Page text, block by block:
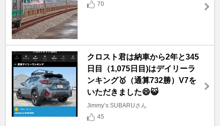
70
クロスト君は納車から2年と345
日目（1,075日目)はデイリーラ
ンキング🥇（通算732勝）V7を
いただきました😄😺
Jimmy’s SUBARUさん
45